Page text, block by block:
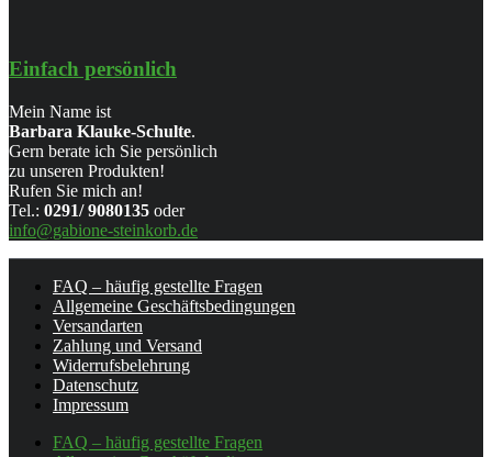
Einfach persönlich
Mein Name ist
Barbara Klauke-Schulte.
Gern berate ich Sie persönlich
zu unseren Produkten!
Rufen Sie mich an!
Tel.: 0291/ 9080135 oder
info@gabione-steinkorb.de
FAQ – häufig gestellte Fragen
Allgemeine Geschäftsbedingungen
Versandarten
Zahlung und Versand
Widerrufsbelehrung
Datenschutz
Impressum
FAQ – häufig gestellte Fragen